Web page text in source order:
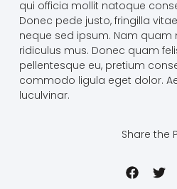
qui officia mollit natoque
Donec pede justo, fringilla
neque sed ipsum. Nam quam
ridiculus mus. Donec quam
pellentesque eu, pretium
commodo ligula eget dolor.
luculvinar.
Share the